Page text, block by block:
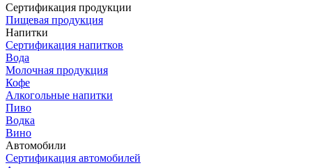
Сертификация продукции
Пищевая продукция
Напитки
Сертификация напитков
Вода
Молочная продукция
Кофе
Алкогольные напитки
Пиво
Водка
Вино
Автомобили
Сертификация автомобилей